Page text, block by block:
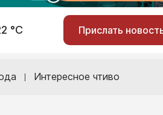
°С Прислать
Интересное чтиво